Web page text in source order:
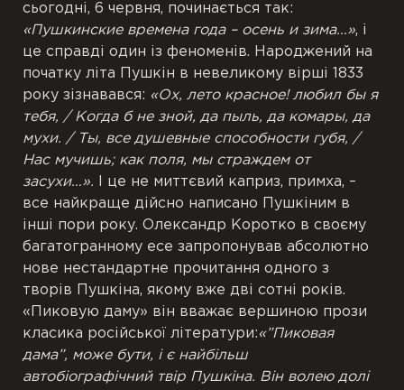
сьогодні, 6 червня, починається так:
«Пушкинские времена года – осень и зима…», і
це справді один із феноменів. Народжений на
початку літа Пушкін в невеликому вірші 1833
року зізнавався: «Ох, лето красное! любил бы я
тебя, / Когда б не зной, да пыль, да комары, да
мухи. / Ты, все душевные способности губя, /
Нас мучишь; как поля, мы страждем от
засухи…».
І це не миттєвий каприз, примха, –
все найкраще дійсно написано Пушкіним в
інші пори року. Олександр Коротко в своєму
багатогранному есе запропонував абсолютно
нове нестандартне прочитання одного з
творів Пушкіна, якому вже дві сотні років.
«Пиковую даму» він вважає вершиною прози
класика російської літератури: «”Пиковая
дама”, може бути, і є найбільш
автобіографічний твір Пушкіна. Він волею долі